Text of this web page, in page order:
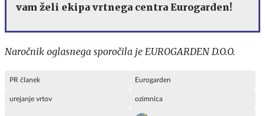
vam želi ekipa vrtnega centra Eurogarden!
Naročnik oglasnega sporočila je EUROGARDEN D.O.O.
PR članek Eurogarden
urejanje vrtov ozimnica